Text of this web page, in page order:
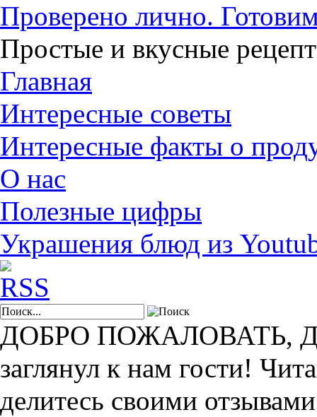
Проверено лично.
Простые и вкусные
Главная
Интересные советы
Интересные факты о
О нас
Полезные цифры
Украшения блюд из
ДОБРО ПОЖАЛОВАТЬ,
заглянул к нам гости!
делитесь своими